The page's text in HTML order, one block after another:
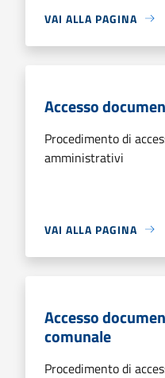
VAI ALLA PAGINA
Accesso
Procedimento di
amministrativi
VAI ALLA PAGINA
Accesso
comunale
Procedimento di